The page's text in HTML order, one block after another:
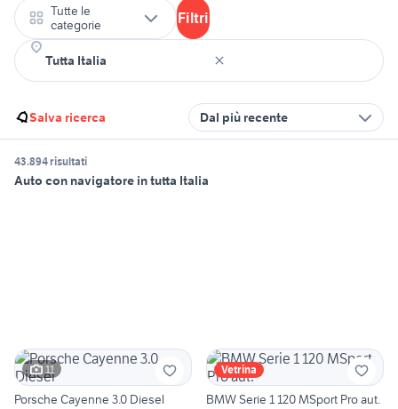
Tutte le
categorie
Filtri
Salva ricerca Dal più recente
43.894 risultati
Auto con navigatore in tutta Italia
11
Porsche Cayenne 3.0 Diesel
Vetrina
BMW Serie 1 120 MSport Pro aut.